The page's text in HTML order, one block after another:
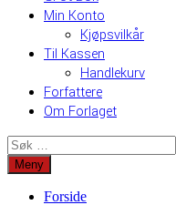
Min Konto
Kjøpsvilkår
Til Kassen
Handlekurv
Forfattere
Om Forlaget
Søk
etter:
Meny
Forside